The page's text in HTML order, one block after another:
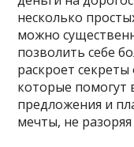
несколько
можно
позволить себе
раскроет
которые помогут
предложения и
мечты, не